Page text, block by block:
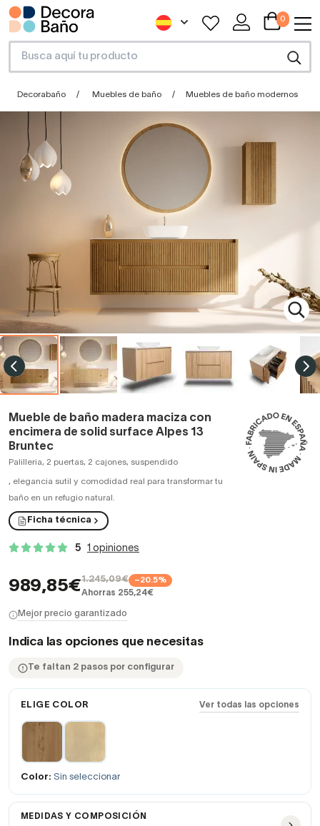
0
Decorabaño Muebles de baño Muebles de baño modernos
Mueble de baño madera maciza con
encimera de solid surface Alpes 13
Bruntec
Palilleria, 2 puertas, 2 cajones, suspendido
, elegancia sutil y comodidad real para transformar tu
baño en un refugio natural.
Ficha técnica
5 1 opiniones
989,85€1.245,09€ −20.5%
Ahorras 255,24€
Mejor precio garantizado
Indica las opciones que necesitas
Te faltan 2 pasos por configurar
ELIGE COLOR Ver todas las opciones
Color: Sin seleccionar
MEDIDAS Y COMPOSICIÓN